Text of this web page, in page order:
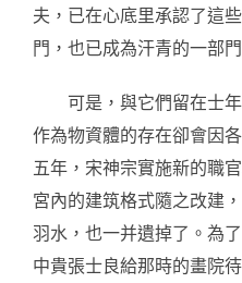
夫，已在心底里承認了這
門，也已成為汗青的一部門
可是，與它們留在士
作為物資體的存在卻會因
五年，宋神宗實施新的職
宮內的建筑格式隨之改建
羽水，也一并遺掉了。為
中貴張士良給那時的畫院